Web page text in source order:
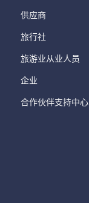
供应商
旅行社
旅游业从业人员
企业
合作伙伴支持中心